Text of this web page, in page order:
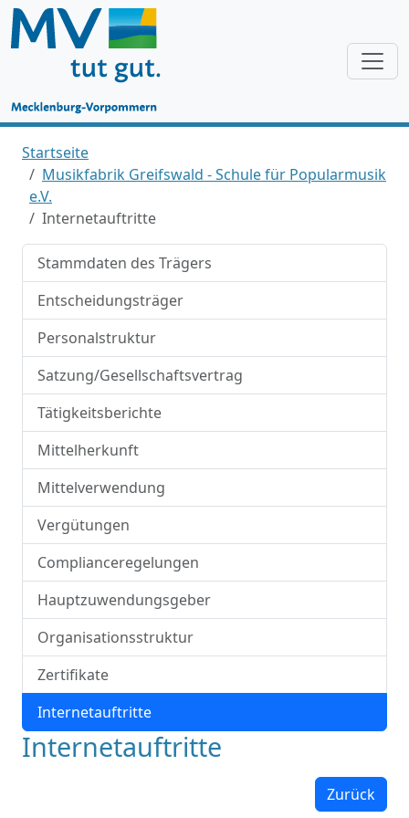
Startseite
Musikfabrik Greifswald - Schule für Popularmusik
e.V.
Internetauftritte
Stammdaten des Trägers
Entscheidungsträger
Personalstruktur
Satzung/Gesellschaftsvertrag
Tätigkeitsberichte
Mittelherkunft
Mittelverwendung
Vergütungen
Complianceregelungen
Hauptzuwendungsgeber
Organisationsstruktur
Zertifikate
Internetauftritte
Internetauftritte
Zurück